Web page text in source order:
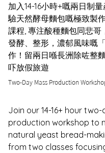
加入14-16小時+嘅兩日制
驗天然酵母麵包嘅極致製
課程, 專注酸種麵包同悲哥
發酵、整形，濃郁風味嘅
作！留兩日喺長洲除咗整
吓放假旅遊
Two-Day Mass Production
Join our 14-16+ hour
production workshop to
natural yeast bread-
from two classes